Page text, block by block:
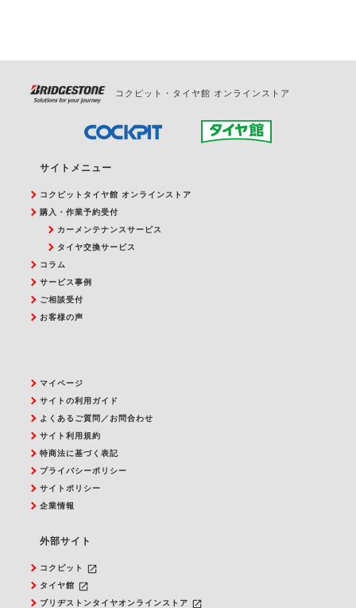
コクピット・タイヤ館 オンラインストア
サイトメニュー
コクピットタイヤ館 オンラインストア
購入・作業予約受付
カーメンテナンスサービス
タイヤ交換サービス
コラム
サービス事例
ご相談受付
お客様の声
マイページ
サイトの利用ガイド
よくあるご質問／お問合わせ
サイト利用規約
特商法に基づく表記
プライバシーポリシー
サイトポリシー
企業情報
外部サイト
コクピット launch
タイヤ館 launch
ブリヂストンタイヤオンラインストア launch